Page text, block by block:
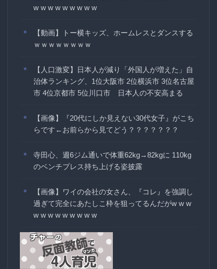
w w w w w w w w w
【動画】トー横キッズ、ホームレスとダンスする
ｗｗｗｗｗｗｗｗ
【人口激変】日本人が減り「外国人が増えた」自
治体ランキング、1位大阪市 2位横浜市 3位名古屋
市 4位京都市 5位川口市 日本人の不安高まる
【画像】『20代にしか見えない30代女子』がこち
らです←お前らから見てどう？？？？？？？
寺田心、週6ジム通いで体重62kg→82kgに 110kg
のベンチプレス持ち上げる姿披露
【画像】ワイの会社の女さん、『コレ』を強調し
過ぎて完全にあたしこ枠を狙ってるんだがw w w
w w w w w w w w w